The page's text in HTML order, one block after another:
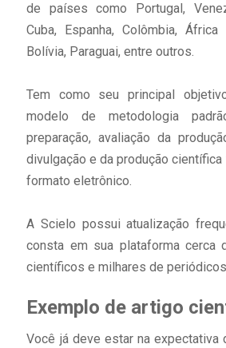
de países como Portugal,
Cuba, Espanha, Colômbia,
Bolívia, Paraguai, entre outros.
Tem como seu principal
modelo de metodologia
preparação, avaliação da
divulgação e da produção
formato eletrônico.
A Scielo possui atualização
consta em sua plataforma cerca
científicos e milhares de
Exemplo de artigo
Você já deve estar na expectativa